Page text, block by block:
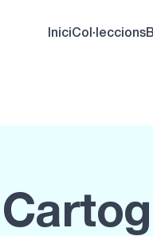
IniciCol·leccions